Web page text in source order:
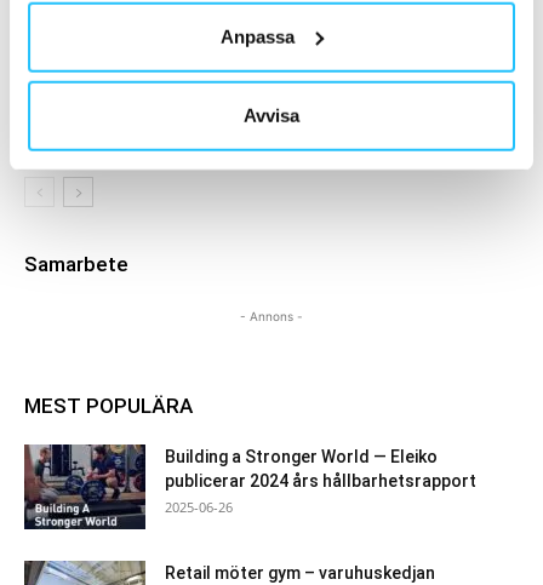
Anpassa
Avvisa
Apollo Sports adderar nytt sporthotell
Samarbete
- Annons -
MEST POPULÄRA
Building a Stronger World — Eleiko
publicerar 2024 års hållbarhetsrapport
2025-06-26
Retail möter gym – varuhuskedjan